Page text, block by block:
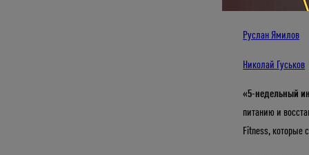
Татьяна Слуцкая
Руслан Ямилов
Николай Гуськов
«5-недельный
питанию и
Fitness, которые